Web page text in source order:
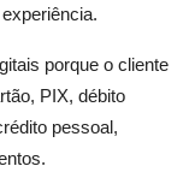
porque o cliente
PIX, débito
pessoal,